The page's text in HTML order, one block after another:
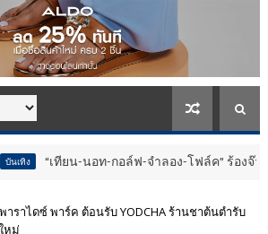
“เทียน-นอท-กอล์ฟ-จำลอง-โฟล์ค” ร้องจ๊าก!! อุปก
พาราไดซ์ พาร์ค ต้อนรับ YODCHA ร้านชาต้นตำรับ
หม่